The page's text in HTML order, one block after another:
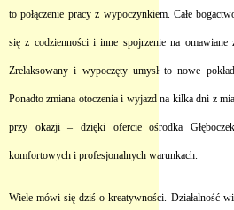
to połączenie pracy z wypoczynkiem. Całe
się z codzienności i inne spojrzenie na omawiane
Zrelaksowany i wypoczęty umysł to nowe
Ponadto zmiana otoczenia i wyjazd na kilka dni z
przy okazji – dzięki ofercie ośrodka
komfortowych i profesjonalnych warunkach.
Wiele mówi się dziś o kreatywności. Działalność